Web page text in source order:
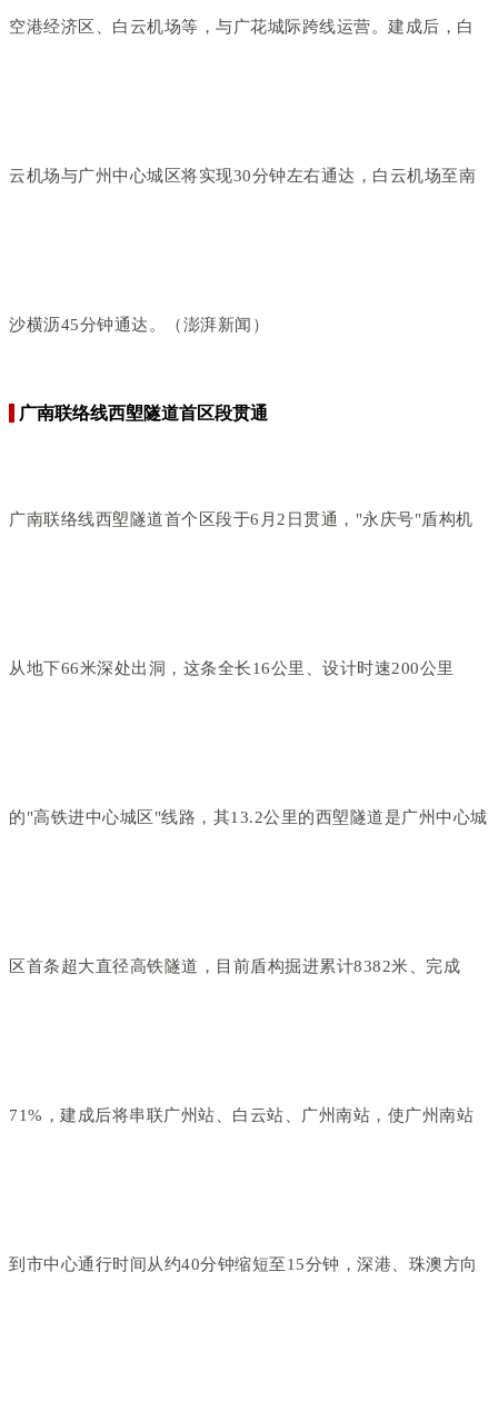
空港经济区、白云机场等，与广花城际跨线运营。建成后，白
云机场与广州中心城区将实现30分钟左右通达，白云机场至南
沙横沥45分钟通达。（澎湃新闻）
广南联络线西塱隧道首区段贯通
广南联络线西塱隧道首个区段于6月2日贯通，"永庆号"盾构机
从地下66米深处出洞，这条全长16公里、设计时速200公里
的"高铁进中心城区"线路，其13.2公里的西塱隧道是广州中心城
区首条超大直径高铁隧道，目前盾构掘进累计8382米、完成
71%，建成后将串联广州站、白云站、广州南站，使广州南站
到市中心通行时间从约40分钟缩短至15分钟，深港、珠澳方向